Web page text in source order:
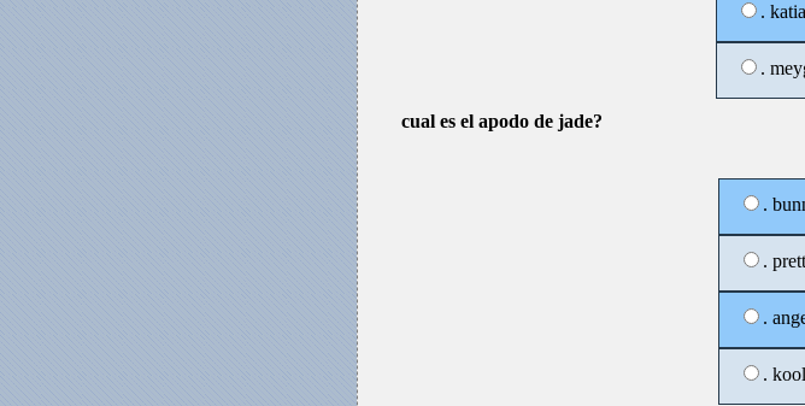
.
.
cual es el apodo de jade?
.
.
.
.